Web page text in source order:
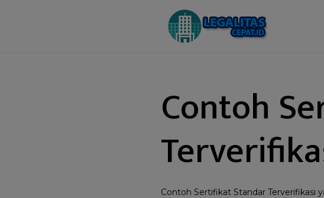
Contoh
Contoh Sertifikat Standar Terverifikasi